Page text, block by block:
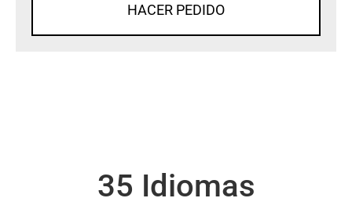
HACER PEDIDO
35 Idiomas